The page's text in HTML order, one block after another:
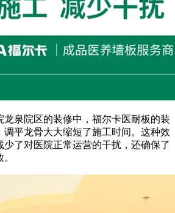
龙泉院区的装修中，福尔卡医耐板的装
调平龙骨大大缩短了施工时间。这种效
了对医院正常运营的干扰，还确保了